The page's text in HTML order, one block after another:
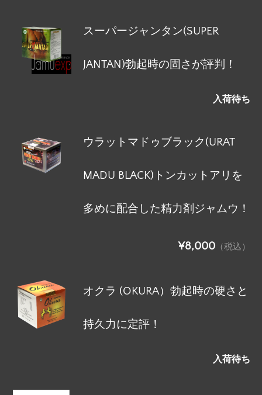
スーパージャンタン(SUPER
JANTAN)勃起時の固さが評判！
入荷待ち
ウラットマドゥブラック(URAT
MADU BLACK)トンカットアリを
多めに配合した精力剤ジャムウ！
¥8,000 （税込）
オクラ (OKURA）勃起時の硬さと
持久力に定評！
入荷待ち